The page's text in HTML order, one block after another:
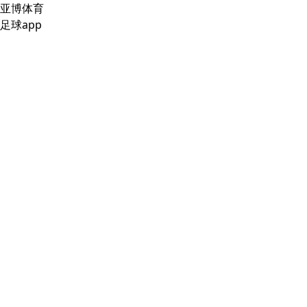
亚博体育
足球app